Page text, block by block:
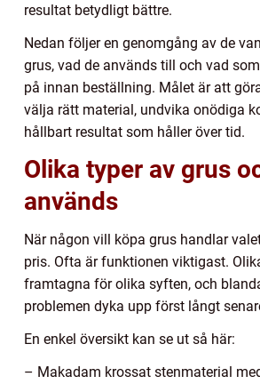
resultat betydligt bättre.
Nedan följer en genomgång av de
grus, vad de används till och vad
på innan beställning. Målet är att
välja rätt material, undvika onödiga
hållbart resultat som håller över tid.
Olika typer av grus
används
När någon vill köpa grus handlar
pris. Ofta är funktionen viktigast.
framtagna för olika syften, och
problemen dyka upp först långt
En enkel översikt kan se ut så här:
– Makadam krossat stenmaterial